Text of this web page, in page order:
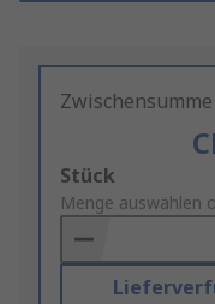
Add
to
Basket
Stück
Menge auswählen